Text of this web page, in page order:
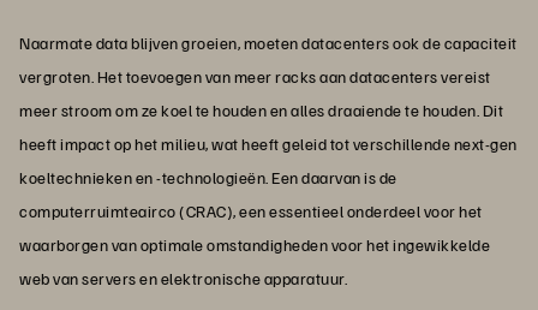
Naarmate data blijven groeien, moeten datacenters ook de capaciteit
vergroten. Het toevoegen van meer racks aan datacenters vereist
meer stroom om ze koel te houden en alles draaiende te houden. Dit
heeft impact op het milieu, wat heeft geleid tot verschillende next-gen
koeltechnieken en -technologieën. Een daarvan is de
computerruimteairco (CRAC), een essentieel onderdeel voor het
waarborgen van optimale omstandigheden voor het ingewikkelde
web van servers en elektronische apparatuur.